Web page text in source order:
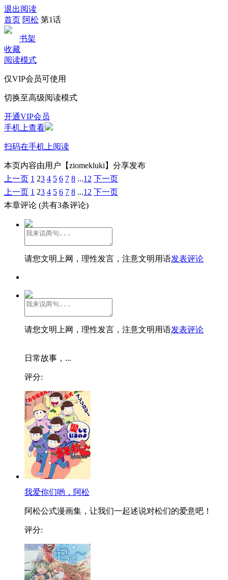
退出阅读
首页 阿松 第1话
书架
收藏
阅读模式
仅VIP会员可使用
切换至高级阅读模式
开通VIP会员
手机上查看
扫码在手机上阅读
本页内容由用户【ziomekluki】分享发布
上一页 1 23 4 5 6 7 8 ...12 下一页
上一页 1 23 4 5 6 7 8 ...12 下一页
本章评论 (共有3条评论)
请您文明上网，理性发言，注意文明用语发表评论
请您文明上网，理性发言，注意文明用语发表评论
日常故事，...
评分:
我爱你们哟，阿松
阿松公式漫画集，让我们一起述说对松们的爱意吧！
评分: